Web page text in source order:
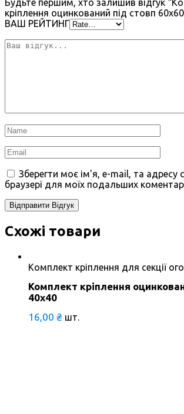
Будьте першим, хто залишив відгук
кріплення оцинкований під стовп
ВАШ РЕЙТИНГ
Зберегти моє ім'я, e-mail, та адресу
браузері для моїх подальших
Схожі товари
Комплект кріплення для секції
Комплект кріплення
40х40
16,00 ₴ шт.